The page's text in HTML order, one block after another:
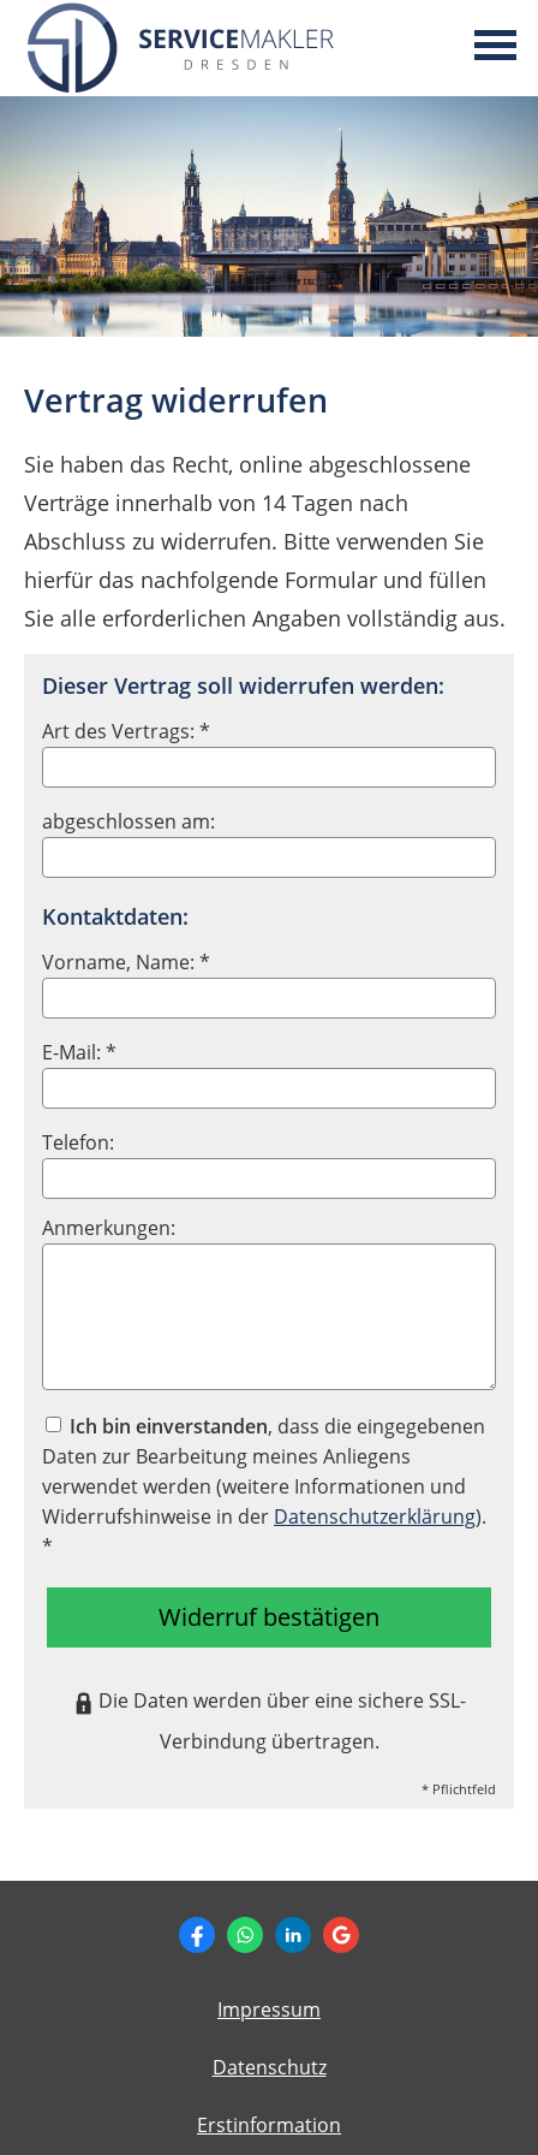
Vertrag widerrufen
Sie haben das Recht, online abgeschlossene
Verträge innerhalb von 14 Tagen nach
Abschluss zu widerrufen. Bitte verwenden Sie
hierfür das nachfolgende Formular und füllen
Sie alle erforderlichen Angaben vollständig aus.
Dieser Vertrag soll widerrufen werden:
Art des Vertrags: *
abgeschlossen am:
Kontaktdaten:
Vorname, Name: *
E-Mail: *
Telefon:
Anmerkungen:
Ich bin einverstanden, dass die eingegebenen
Daten zur Bearbeitung meines Anliegens
verwendet werden (weitere Informationen und
Widerrufshinweise in der Datenschutzerklärung).
*
Widerruf bestätigen
Die Daten werden über eine sichere SSL-
Verbindung übertragen.
* Pflichtfeld
Impressum
Datenschutz
Erstinformation